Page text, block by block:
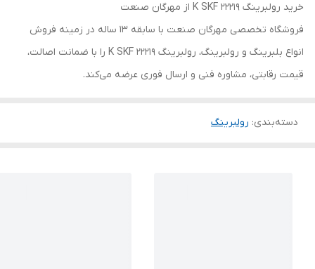
خرید رولبرینگ 22219 K SKF از مهرگان صنعت
فروشگاه تخصصی مهرگان صنعت با سابقه 13 ساله در زمینه فروش
انواع بلبرینگ و رولبرینگ، رولبرینگ 22219 K SKF را با ضمانت اصالت،
قیمت رقابتی، مشاوره فنی و ارسال فوری عرضه می‌کند.
دسته‌بندی: رولبرینگ